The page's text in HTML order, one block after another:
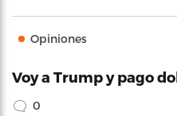
Opiniones
Voy a Trump y pago
0